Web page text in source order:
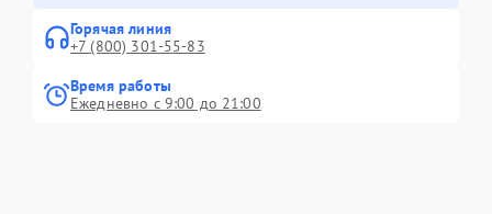
Горячая линия
+7 (800) 301-55-83
Время работы
Ежедневно с 9:00 до 21:00